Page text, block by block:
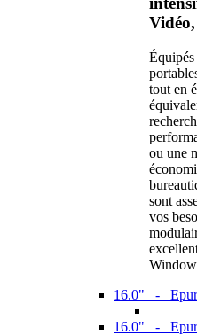
tout en
ou une
sont
vos
16.0" -
16.0" -